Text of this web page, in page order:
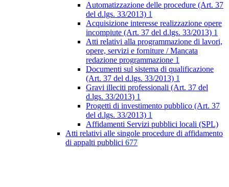
Automatizzazione delle procedure (Art. 37
del d.lgs. 33/2013) 1
Acquisizione interesse realizzazione opere
incompiute (Art. 37 del d.lgs. 33/2013) 1
Atti relativi alla programmazione di lavori,
opere, servizi e forniture / Mancata
redazione programmazione 1
Documenti sul sistema di qualificazione
(Art. 37 del d.lgs. 33/2013) 1
Gravi illeciti professionali (Art. 37 del
d.lgs. 33/2013) 1
Progetti di investimento pubblico (Art. 37
del d.lgs. 33/2013) 1
Affidamenti Servizi pubblici locali (SPL)
Atti relativi alle singole procedure di affidamento
di appalti pubblici 677